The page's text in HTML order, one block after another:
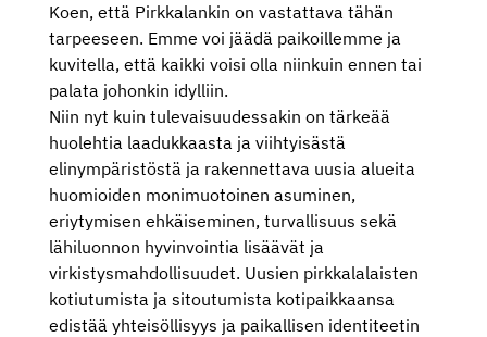
Koen, että Pirkkalankin on vastattava tähän
tarpeeseen. Emme voi jäädä paikoillemme ja
kuvitella, että kaikki voisi olla niinkuin ennen tai
palata johonkin idylliin.
Niin nyt kuin tulevaisuudessakin on tärkeää
huolehtia laadukkaasta ja viihtyisästä
elinympäristöstä ja rakennettava uusia alueita
huomioiden monimuotoinen asuminen,
eriytymisen ehkäiseminen, turvallisuus sekä
lähiluonnon hyvinvointia lisäävät ja
virkistysmahdollisuudet. Uusien pirkkalalaisten
kotiutumista ja sitoutumista kotipaikkaansa
edistää yhteisöllisyys ja paikallisen identiteetin